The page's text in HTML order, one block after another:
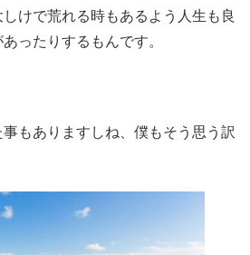
けで荒れる時もあるよう人生も良
ったりするもんです。
もありますしね、僕もそう思う訳